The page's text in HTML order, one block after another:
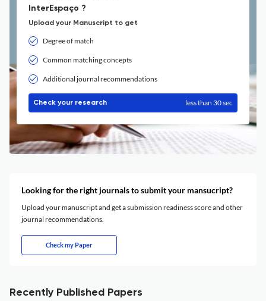
InterEspaço ?
Upload your Manuscript to get
Degree of match
Common matching concepts
Additional journal recommendations
Check your research less than 30 sec
Looking for the right journals to submit your mansucript?
Upload your manuscript and get a submission readiness score and other
journal recommendations.
Check my Paper
Recently Published Papers